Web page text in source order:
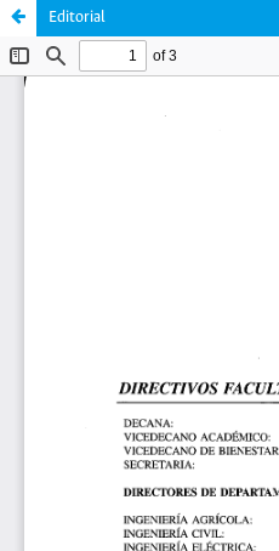
Editorial